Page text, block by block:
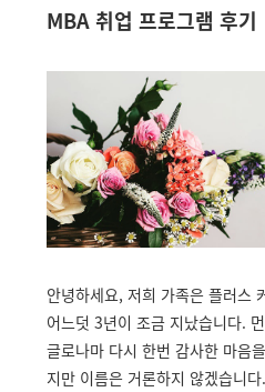
MBA 취업 프로그램 후기
안녕하세요, 저희 가족은 플러스
어느덧 3년이 조금 지났습니다.
글로나마 다시 한번 감사한 마음
지만 이름은 거론하지 않겠습니